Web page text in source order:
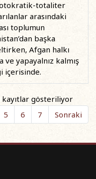
otokratik-totaliter
arasındaki
toplumun
başka
Afgan halkı
ve yapayalnız kalmış
içerisinde.
kayıtlar gösteriliyor
5 6 7 Sonraki